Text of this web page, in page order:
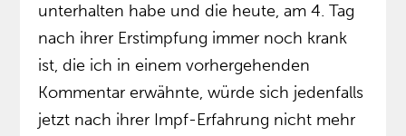
unterhalten habe und die heute, am 4. Tag
nach ihrer Erstimpfung immer noch krank
ist, die ich in einem vorhergehenden
Kommentar erwähnte, würde sich jedenfalls
jetzt nach ihrer Impf-Erfahrung nicht mehr